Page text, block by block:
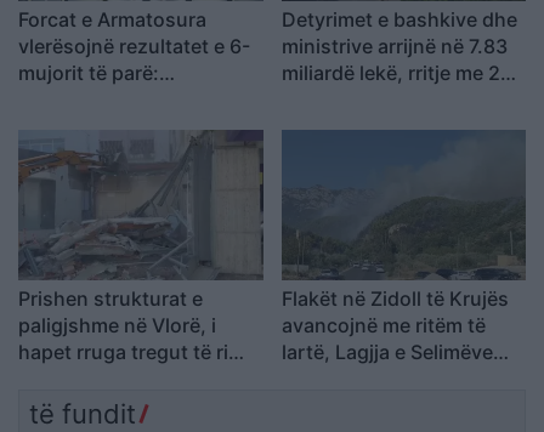
Forcat e Armatosura
vlerësojnë rezultatet e 6-
mujorit të parë:
stërvitje dhe modernizim
Detyrimet e bashkive dhe
ministrive arrijnë në 7.83
miliardë lekë, rritje me 2
2025-ës
Prishen strukturat e
paligjshme në Vlorë, i
hapet rruga tregut të ri
Vjetër
Flakët në Zidoll të Krujës
avancojnë me ritëm të
lartë, Lagjja e Selimëve
të fundit